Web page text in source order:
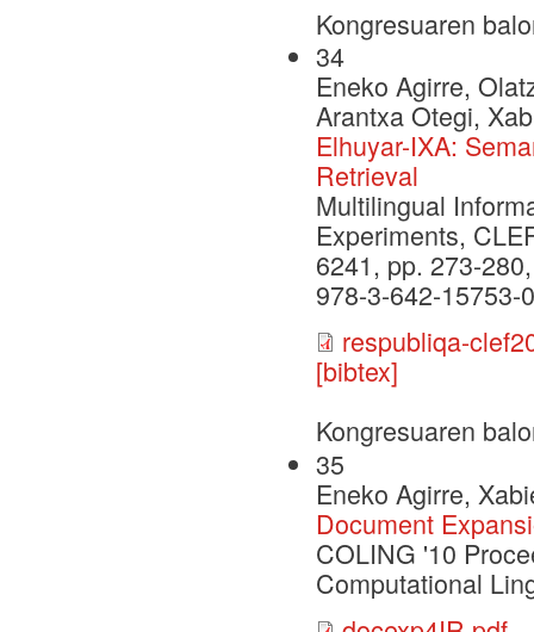
Kongresuaren
34
Eneko Agirre,
Arantxa Otegi,
Elhuyar-IXA:
Retrieval
Multilingual
Experiments,
6241, pp. 273-
978-3-642-15753-
respubliqa-
[bibtex]
Kongresuaren
35
Eneko Agirre,
Document
COLING '10
Computational